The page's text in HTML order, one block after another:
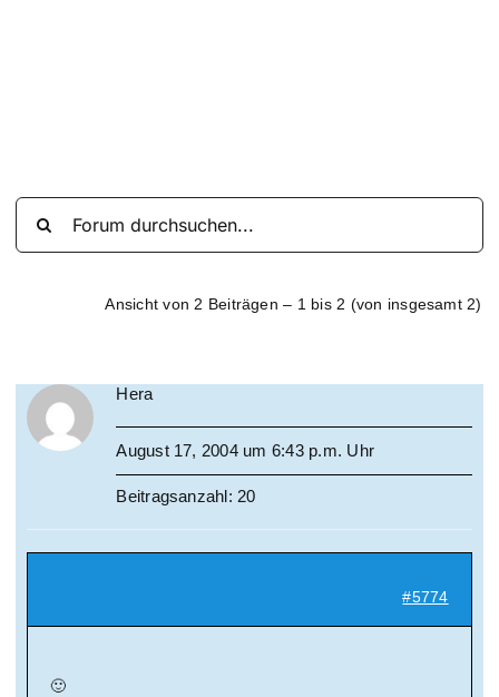
Ansicht von 2 Beiträgen – 1 bis 2 (von insgesamt 2)
Hera
August 17, 2004 um 6:43 p.m. Uhr
Beitragsanzahl: 20
#5774
🙂